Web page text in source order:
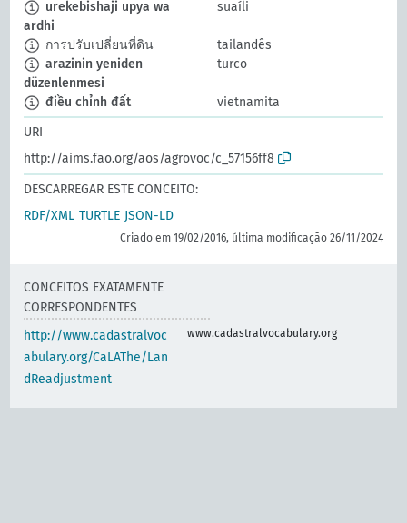
urekebishaji upya wa
ardhi
suaíli
การปรับเปลี่ยนที่ดิน
tailandês
arazinin yeniden
düzenlenmesi
turco
điều chỉnh đất
vietnamita
URI
http://aims.fao.org/aos/agrovoc/c_57156ff8
DESCARREGAR ESTE CONCEITO:
RDF/XML TURTLE JSON-LD
Criado em 19/02/2016, última modificação 26/11/2024
CONCEITOS EXATAMENTE
CORRESPONDENTES
http://www.cadastralvoc
abulary.org/CaLAThe/Lan
dReadjustment
www.cadastralvocabulary.org